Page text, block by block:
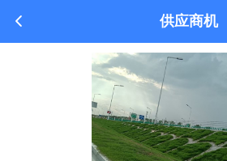
供应商机